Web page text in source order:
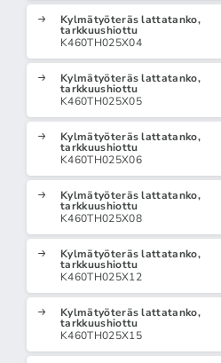
Kylmätyöteräs lattatanko,
tarkkuushiottu
K460TH025X04
Kylmätyöteräs lattatanko,
tarkkuushiottu
K460TH025X05
Kylmätyöteräs lattatanko,
tarkkuushiottu
K460TH025X06
Kylmätyöteräs lattatanko,
tarkkuushiottu
K460TH025X08
Kylmätyöteräs lattatanko,
tarkkuushiottu
K460TH025X12
Kylmätyöteräs lattatanko,
tarkkuushiottu
K460TH025X15